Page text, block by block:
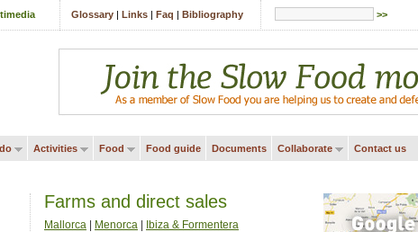
Glossary | Links | Faq | Bibliography >>
Activities Food Food guide Documents Collaborate Contact us
Farms and direct sales
Mallorca Menorca Ibiza & Formentera